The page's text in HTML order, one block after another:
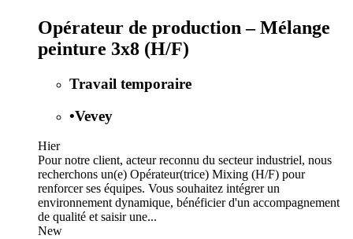
Opérateur de production – Mélange
peinture 3x8 (H/F)
Travail temporaire
•Vevey
Hier
Pour notre client, acteur reconnu du secteur industriel, nous
recherchons un(e) Opérateur(trice) Mixing (H/F) pour
renforcer ses équipes. Vous souhaitez intégrer un
environnement dynamique, bénéficier d'un accompagnement
de qualité et saisir une...
New